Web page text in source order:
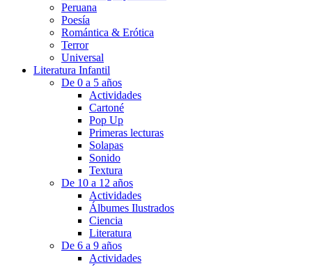
Peruana
Poesía
Romántica & Erótica
Terror
Universal
Literatura Infantil
De 0 a 5 años
Actividades
Cartoné
Pop Up
Primeras lecturas
Solapas
Sonido
Textura
De 10 a 12 años
Actividades
Álbumes Ilustrados
Ciencia
Literatura
De 6 a 9 años
Actividades